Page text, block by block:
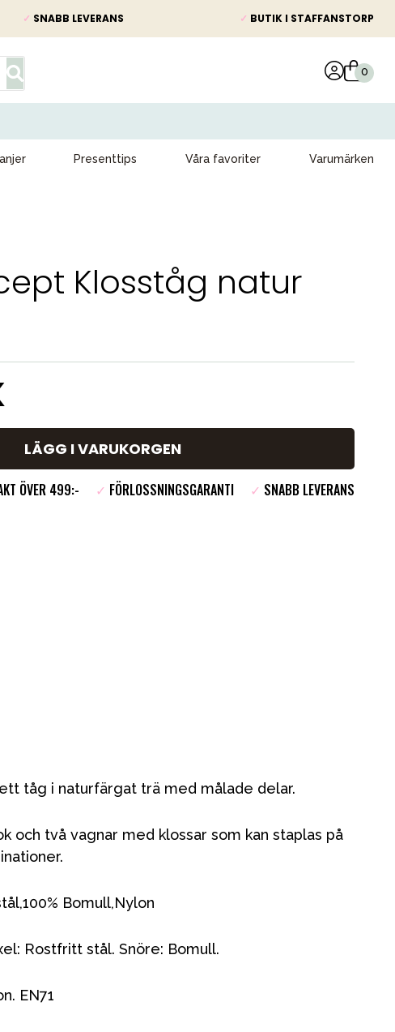
✓ SNABB LEVERANS ✓ BUTIK I STAFFANSTORP
Presenttips Våra favoriter Varumärken
Klosståg natur
LÄGG I VARUKORGEN
ÖVER 499:- ✓ FÖRLOSSNINGSGARANTI ✓ SNABB LEVERANS
tåg i naturfärgat trä med målade delar.
och två vagnar med klossar som kan staplas på
Bomull,Nylon
Rostfritt stål. Snöre: Bomull.
EN71